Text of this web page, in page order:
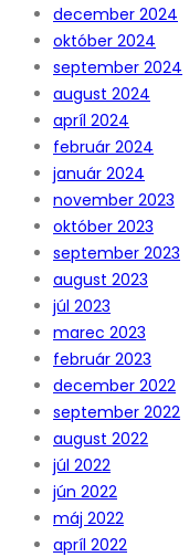
december 2024
október 2024
september 2024
august 2024
apríl 2024
február 2024
január 2024
november 2023
október 2023
september 2023
august 2023
júl 2023
marec 2023
február 2023
december 2022
september 2022
august 2022
júl 2022
jún 2022
máj 2022
apríl 2022